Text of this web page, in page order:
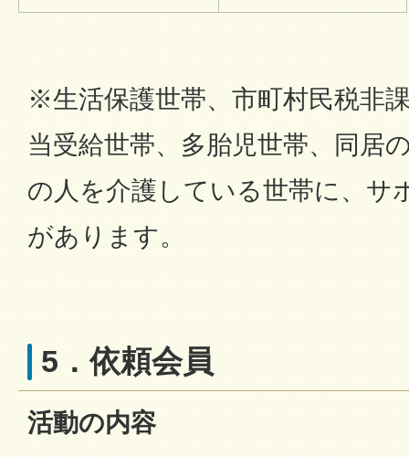
※生活保護世帯、市町村民税非
当受給世帯、多胎児世帯、同居
の人を介護している世帯に、サ
があります。
5．依頼会員
活動の内容